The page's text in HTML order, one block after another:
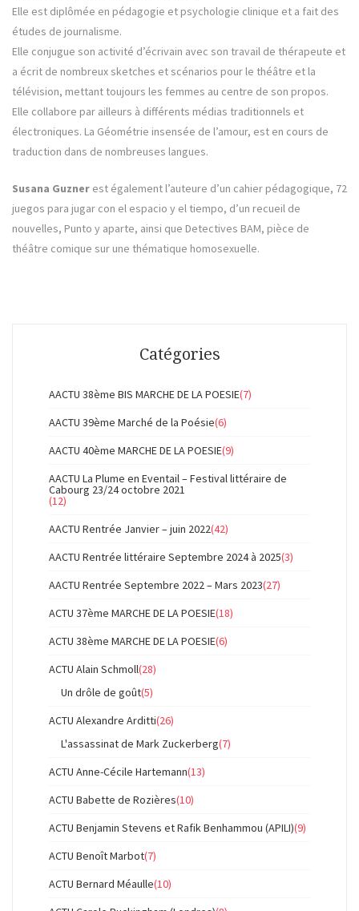
Elle est diplômée en pédagogie et psychologie clinique et a fait des
études de journalisme.
Elle conjugue son activité d’écrivain avec son travail de thérapeute et
a écrit de nombreux sketches et scénarios pour le théâtre et la
télévision, mettant toujours les femmes au centre de son propos.
Elle collabore par ailleurs à différents médias traditionnels et
électroniques. La Géométrie insensée de l’amour, est en cours de
traduction dans de nombreuses langues.
Susana Guzner est également l’auteure d’un cahier pédagogique, 72
juegos para jugar con el espacio y el tiempo, d’un recueil de
nouvelles, Punto y aparte, ainsi que Detectives BAM, pièce de
théâtre comique sur une thématique homosexuelle.
Catégories
AACTU 38ème BIS MARCHE DE LA POESIE(7)
AACTU 39ème Marché de la Poésie(6)
AACTU 40ème MARCHE DE LA POESIE(9)
AACTU La Plume en Eventail – Festival littéraire de
Cabourg 23/24 octobre 2021
(12)
AACTU Rentrée Janvier – juin 2022(42)
AACTU Rentrée littéraire Septembre 2024 à 2025(3)
AACTU Rentrée Septembre 2022 – Mars 2023(27)
ACTU 37ème MARCHE DE LA POESIE(18)
ACTU 38ème MARCHE DE LA POESIE(6)
ACTU Alain Schmoll(28)
Un drôle de goût(5)
ACTU Alexandre Arditti(26)
L'assassinat de Mark Zuckerberg(7)
ACTU Anne-Cécile Hartemann(13)
ACTU Babette de Rozières(10)
ACTU Benjamin Stevens et Rafik Benhammou (APILI)(9)
ACTU Benoît Marbot(7)
ACTU Bernard Méaulle(10)